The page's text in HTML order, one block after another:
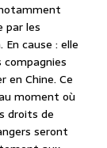
les
cause : elle
Chine. Ce
moment où
droits de
seront